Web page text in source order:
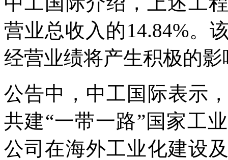
营业总收入的14.84%。
经营业绩将产生积极的影
公告中，中工国际表示
共建“一带一路”国家工
公司在海外工业化建设